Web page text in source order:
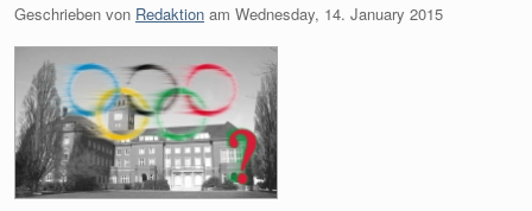
Geschrieben von Redaktion am Wednesday, 14. January 2015